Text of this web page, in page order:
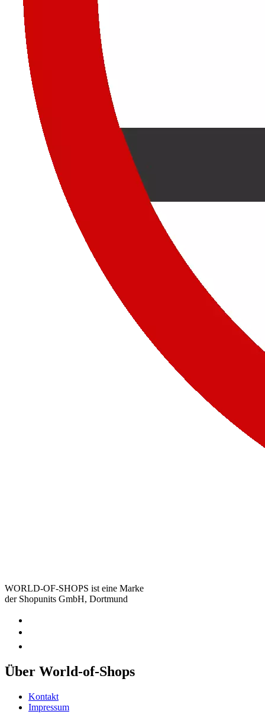
WORLD-OF-SHOPS ist eine Marke
der Shopunits GmbH, Dortmund
Über World-of-Shops
Kontakt
Impressum